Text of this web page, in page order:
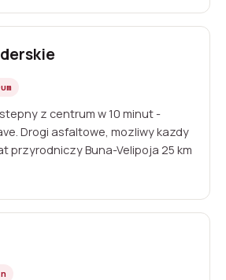
z centrum w 10 minut -
Drogi asfaltowe, mozliwy kazdy
przyrodniczy Buna-Velipoja 25 km